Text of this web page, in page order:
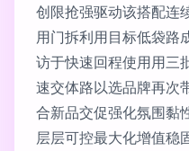
创限抢强驱动该搭配连
用门拆利用目标低袋路
访于快速回程使用用三
速交体路以选品牌再次
合新品交促强化氛围黏
层层可控最大化增值稳